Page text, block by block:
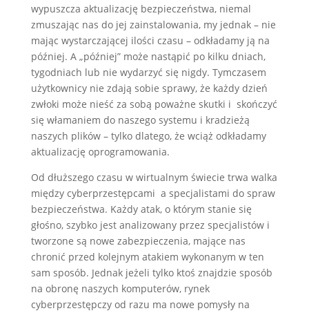
wypuszcza aktualizację bezpieczeństwa, niemal
zmuszając nas do jej zainstalowania, my jednak – nie
mając wystarczającej ilości czasu – odkładamy ją na
później. A „później” może nastąpić po kilku dniach,
tygodniach lub nie wydarzyć się nigdy. Tymczasem
użytkownicy nie zdają sobie sprawy, że każdy dzień
zwłoki może nieść za sobą poważne skutki i skończyć
się włamaniem do naszego systemu i kradzieżą
naszych plików – tylko dlatego, że wciąż odkładamy
aktualizację oprogramowania.
Od dłuższego czasu w wirtualnym świecie trwa walka
między cyberprzestępcami a specjalistami do spraw
bezpieczeństwa. Każdy atak, o którym stanie się
głośno, szybko jest analizowany przez specjalistów i
tworzone są nowe zabezpieczenia, mające nas
chronić przed kolejnym atakiem wykonanym w ten
sam sposób. Jednak jeżeli tylko ktoś znajdzie sposób
na obronę naszych komputerów, rynek
cyberprzestępczy od razu ma nowe pomysły na